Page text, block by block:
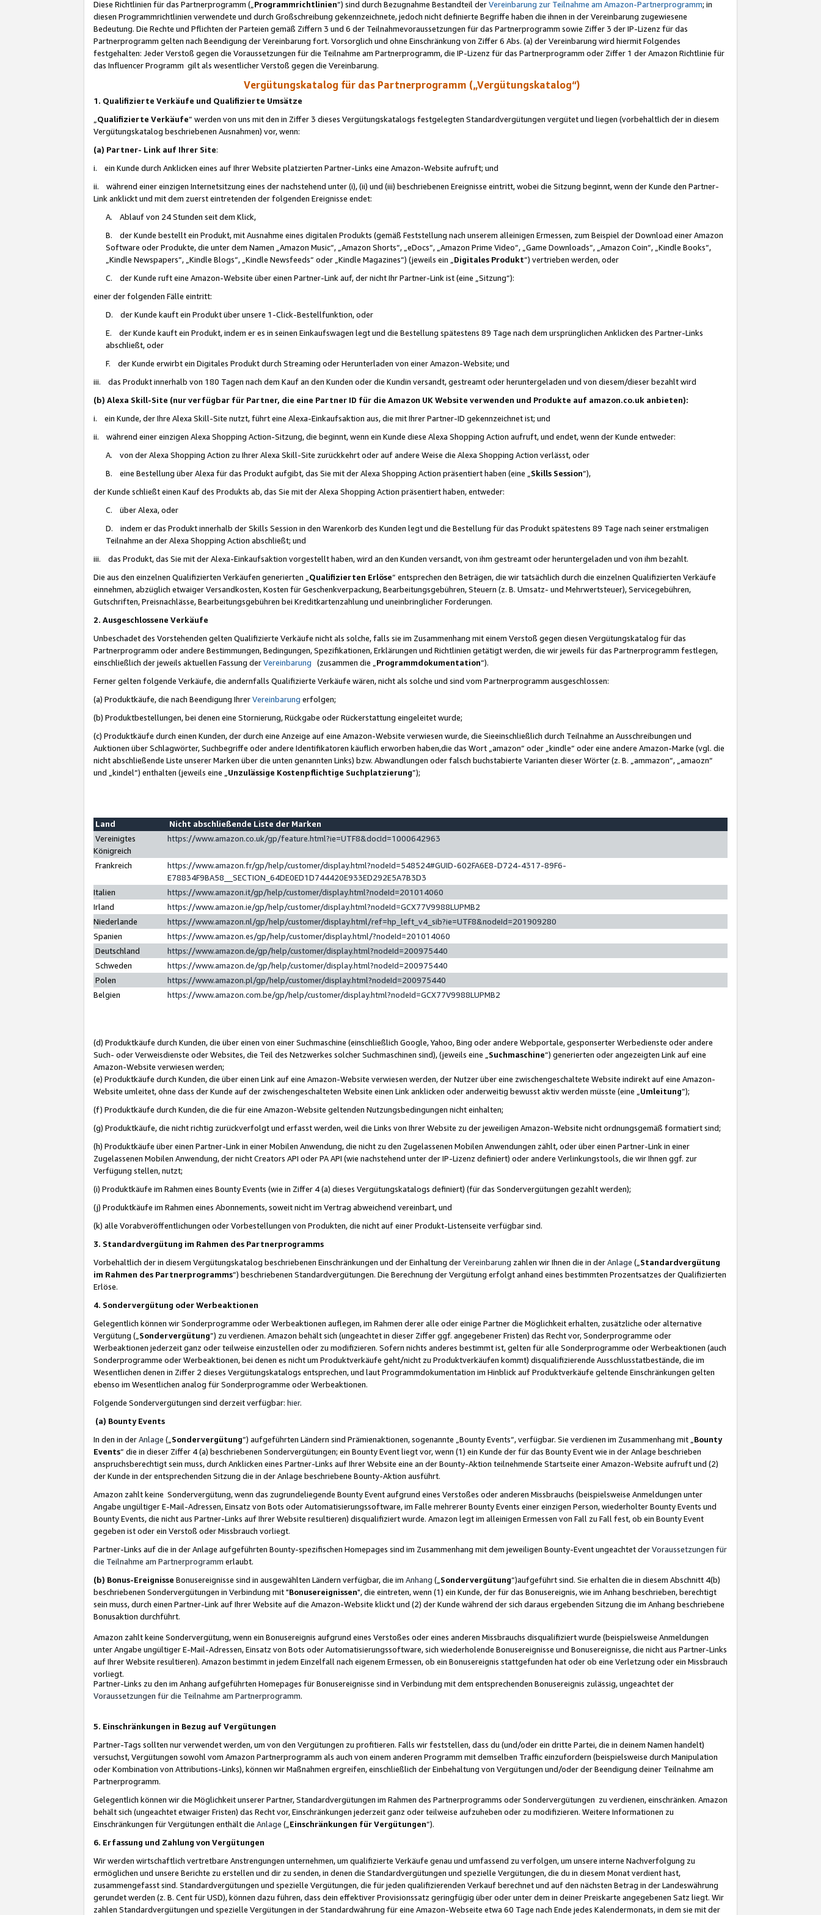
Diese Richtlinien für das Partnerprogramm („Programmrichtlinien“) sind durch Bezugnahme Bestandteil derVereinbarung zur Teilnahme am Amazon-Partnerprogramm; in
diesen Programmrichtlinien verwendete und durch Großschreibung gekennzeichnete, jedoch nicht definierte Begriffe haben die ihnen in der Vereinbarung zugewiesene
Bedeutung. Die Rechte und Pflichten der Parteien gemäß Ziffern 3 und 6 der Teilnahmevoraussetzungen für das Partnerprogramm sowie Ziffer 3 der IP-Lizenz für das
Partnerprogramm gelten nach Beendigung der Vereinbarung fort. Vorsorglich und ohne Einschränkung von Ziffer 6 Abs. (a) der Vereinbarung wird hiermit Folgendes
festgehalten: Jeder Verstoß gegen die Voraussetzungen für die Teilnahme am Partnerprogramm, die IP-Lizenz für das Partnerprogramm oder Ziffer 1 der Amazon Richtlinie für
das Influencer Programm gilt als wesentlicher Verstoß gegen die Vereinbarung.
Vergütungskatalog für das Partnerprogramm („Vergütungskatalog“)
1. Qualifizierte Verkäufe und Qualifizierte Umsätze
Qualifizierte Verkäufe“ werden von uns mit den in Ziffer 3 dieses Vergütungskatalogs festgelegten Standardvergütungen vergütet und liegen (vorbehaltlich der in diesem
Vergütungskatalog beschriebenen Ausnahmen) vor, wenn:
(a) Partner- Link auf Ihrer Site:
i. ein Kunde durch Anklicken eines auf Ihrer Website platzierten Partner-Links eine Amazon-Website aufruft; und
ii. während einer einzigen Internetsitzung eines der nachstehend unter (i), (ii) und (iii) beschriebenen Ereignisse eintritt, wobei die Sitzung beginnt, wenn der Kunde den Partner-
Link anklickt und mit dem zuerst eintretenden der folgenden Ereignisse endet:
A. Ablauf von 24 Stunden seit dem Klick,
B. der Kunde bestellt ein Produkt, mit Ausnahme eines digitalen Produkts (gemäß Feststellung nach unserem alleinigen Ermessen, zum Beispiel der Download einer Amazon
Software oder Produkte, die unter dem Namen „Amazon Music“, „Amazon Shorts“, „eDocs“, „Amazon Prime Video“, „Game Downloads“, „Amazon Coin“, „Kindle Books“,
„Kindle Newspapers“, „Kindle Blogs“, „Kindle Newsfeeds“ oder „Kindle Magazines“) (jeweils ein „ Digitales Produkt“) vertrieben werden, oder
C. der Kunde ruft eine Amazon-Website über einen Partner-Link auf, der nicht Ihr Partner-Link ist (eine „Sitzung“):
einer der folgenden Fälle eintritt:
D. der Kunde kauft ein Produkt über unsere 1-Click-Bestellfunktion, oder
E. der Kunde kauft ein Produkt, indem er es in seinen Einkaufswagen legt und die Bestellung spätestens 89 Tage nach dem ursprünglichen Anklicken des Partner-Links
abschließt, oder
F. der Kunde erwirbt ein Digitales Produkt durch Streaming oder Herunterladen von einer Amazon-Website; und
iii. das Produkt innerhalb von 180 Tagen nach dem Kauf an den Kunden oder die Kundin versandt, gestreamt oder heruntergeladen und von diesem/dieser bezahlt wird
(b) Alexa Skill-Site (nur verfügbar für Partner, die eine Partner ID für die Amazon UK Website verwenden und Produkte auf amazon.co.uk anbieten):
i. ein Kunde, der Ihre Alexa Skill-Site nutzt, führt eine Alexa-Einkaufsaktion aus, die mit Ihrer Partner-ID gekennzeichnet ist; und
ii. während einer einzigen Alexa Shopping Action-Sitzung, die beginnt, wenn ein Kunde diese Alexa Shopping Action aufruft, und endet, wenn der Kunde entweder:
A. von der Alexa Shopping Action zu Ihrer Alexa Skill-Site zurückkehrt oder auf andere Weise die Alexa Shopping Action verlässt, oder
B. eine Bestellung über Alexa für das Produkt aufgibt, das Sie mit der Alexa Shopping Action präsentiert haben (eine „ Skills Session“),
der Kunde schließt einen Kauf des Produkts ab, das Sie mit der Alexa Shopping Action präsentiert haben, entweder:
C. über Alexa, oder
D. indem er das Produkt innerhalb der Skills Session in den Warenkorb des Kunden legt und die Bestellung für das Produkt spätestens 89 Tage nach seiner erstmaligen
Teilnahme an der Alexa Shopping Action abschließt; und
iii. das Produkt, das Sie mit der Alexa-Einkaufsaktion vorgestellt haben, wird an den Kunden versandt, von ihm gestreamt oder heruntergeladen und von ihm bezahlt.
Die aus den einzelnen Qualifizierten Verkäufen generierten „ Qualifizierten Erlöse“ entsprechen den Beträgen, die wir tatsächlich durch die einzelnen Qualifizierten Verkäufe
einnehmen, abzüglich etwaiger Versandkosten, Kosten für Geschenkverpackung, Bearbeitungsgebühren, Steuern (z. B. Umsatz- und Mehrwertsteuer), Servicegebühren,
Gutschriften, Preisnachlässe, Bearbeitungsgebühren bei Kreditkartenzahlung und uneinbringlicher Forderungen.
2. Ausgeschlossene Verkäufe
Unbeschadet des Vorstehenden gelten Qualifizierte Verkäufe nicht als solche, falls sie im Zusammenhang mit einem Verstoß gegen diesen Vergütungskatalog für das
Partnerprogramm oder andere Bestimmungen, Bedingungen, Spezifikationen, Erklärungen und Richtlinien getätigt werden, die wir jeweils für das Partnerprogramm festlegen,
einschließlich der jeweils aktuellen Fassung derVereinbarung (zusammen die „ Programmdokumentation“).
Ferner gelten folgende Verkäufe, die andernfalls Qualifizierte Verkäufe wären, nicht als solche und sind vom Partnerprogramm ausgeschlossen:
(a) Produktkäufe, die nach Beendigung IhrerVereinbarung erfolgen;
(b) Produktbestellungen, bei denen eine Stornierung, Rückgabe oder Rückerstattung eingeleitet wurde;
(c) Produktkäufe durch einen Kunden, der durch eine Anzeige auf eine Amazon-Website verwiesen wurde, die Sieeinschließlich durch Teilnahme an Ausschreibungen und
Auktionen über Schlagwörter, Suchbegriffe oder andere Identifikatoren käuflich erworben haben,die das Wort „amazon“ oder „kindle“ oder eine andere Amazon-Marke (vgl. die
nicht abschließende Liste unserer Marken über die unten genannten Links) bzw. Abwandlungen oder falsch buchstabierte Varianten dieser Wörter (z. B. „ammazon“, „amaozn“
und „kindel“) enthalten (jeweils eine „ Unzulässige Kostenpflichtige Suchplatzierung”);
Land
Nicht abschließende Liste der Marken
Vereinigtes
Königreich
https://www.amazon.co.uk/gp/feature.html?ie=UTF8&docId=1000642963
Frankreich
https://www.amazon.fr/gp/help/customer/display.html?nodeId=548524#GUID-602FA6E8-D724-4317-89F6-
E78834F9BA58__SECTION_64DE0ED1D744420E933ED292E5A7B3D3
Italien
https://www.amazon.it/gp/help/customer/display.html?nodeId=201014060
Irland
https://www.amazon.ie/gp/help/customer/display.html?nodeId=GCX77V9988LUPMB2
Niederlande
https://www.amazon.nl/gp/help/customer/display.html/ref=hp_left_v4_sib?ie=UTF8&nodeId=201909280
Spanien
https://www.amazon.es/gp/help/customer/display.html/?nodeId=201014060
Deutschland
https://www.amazon.de/gp/help/customer/display.html?nodeId=200975440
Schweden
https://www.amazon.de/gp/help/customer/display.html?nodeId=200975440
Polen
https://www.amazon.pl/gp/help/customer/display.html?nodeId=200975440
Belgien
https://www.amazon.com.be/gp/help/customer/display.html?nodeId=GCX77V9988LUPMB2
(d) Produktkäufe durch Kunden, die über einen von einer Suchmaschine (einschließlich Google, Yahoo, Bing oder andere Webportale, gesponserter Werbedienste oder andere
Such- oder Verweisdienste oder Websites, die Teil des Netzwerkes solcher Suchmaschinen sind), (jeweils eine „ Suchmaschine“) generierten oder angezeigten Link auf eine
Amazon-Website verwiesen werden;
(e) Produktkäufe durch Kunden, die über einen Link auf eine Amazon-Website verwiesen werden, der Nutzer über eine zwischengeschaltete Website indirekt auf eine Amazon-
Website umleitet, ohne dass der Kunde auf der zwischengeschalteten Website einen Link anklicken oder anderweitig bewusst aktiv werden müsste (eine „ Umleitung“);
(f) Produktkäufe durch Kunden, die die für eine Amazon-Website geltenden Nutzungsbedingungen nicht einhalten;
(g) Produktkäufe, die nicht richtig zurückverfolgt und erfasst werden, weil die Links von Ihrer Website zu der jeweiligen Amazon-Website nicht ordnungsgemäß formatiert sind;
(h) Produktkäufe über einen Partner-Link in einer Mobilen Anwendung, die nicht zu den Zugelassenen Mobilen Anwendungen zählt, oder über einen Partner-Link in einer
Zugelassenen Mobilen Anwendung, der nicht Creators API oder PA API (wie nachstehend unter der IP-Lizenz definiert) oder andere Verlinkungstools, die wir Ihnen ggf. zur
Verfügung stellen, nutzt;
(i) Produktkäufe im Rahmen eines Bounty Events (wie in Ziffer 4 (a) dieses Vergütungskatalogs definiert) (für das Sondervergütungen gezahlt werden);
(j) Produktkäufe im Rahmen eines Abonnements, soweit nicht im Vertrag abweichend vereinbart, und
(k) alle Vorabveröffentlichungen oder Vorbestellungen von Produkten, die nicht auf einer Produkt-Listenseite verfügbar sind.
3. Standardvergütung im Rahmen des Partnerprogramms
Vorbehaltlich der in diesem Vergütungskatalog beschriebenen Einschränkungen und der Einhaltung derVereinbarung zahlen wir Ihnen die in derAnlage („ Standardvergütung
im Rahmen des Partnerprogramms“) beschriebenen Standardvergütungen. Die Berechnung der Vergütung erfolgt anhand eines bestimmten Prozentsatzes der Qualifizierten
Erlöse.
4. Sondervergütung oder Werbeaktionen
Gelegentlich können wir Sonderprogramme oder Werbeaktionen auflegen, im Rahmen derer alle oder einige Partner die Möglichkeit erhalten, zusätzliche oder alternative
Vergütung („ Sondervergütung”) zu verdienen. Amazon behält sich (ungeachtet in dieser Ziffer ggf. angegebener Fristen) das Recht vor, Sonderprogramme oder
Werbeaktionen jederzeit ganz oder teilweise einzustellen oder zu modifizieren. Sofern nichts anderes bestimmt ist, gelten für alle Sonderprogramme oder Werbeaktionen (auch
Sonderprogramme oder Werbeaktionen, bei denen es nicht um Produktverkäufe geht/nicht zu Produktverkäufen kommt) disqualifizierende Ausschlusstatbestände, die im
Wesentlichen denen in Ziffer 2 dieses Vergütungskatalogs entsprechen, und laut Programmdokumentation im Hinblick auf Produktverkäufe geltende Einschränkungen gelten
ebenso im Wesentlichen analog für Sonderprogramme oder Werbeaktionen.
Folgende Sondervergütungen sind derzeit verfügbar: hier.
(a) Bounty Events
In den in derAnlage („ Sondervergütung“) aufgeführten Ländern sind Prämienaktionen, sogenannte „Bounty Events“, verfügbar. Sie verdienen im Zusammenhang mit „ Bounty
Events“ die in dieser Ziffer 4 (a) beschriebenen Sondervergütungen; ein Bounty Event liegt vor, wenn (1) ein Kunde der für das Bounty Event wie in der Anlage beschrieben
anspruchsberechtigt sein muss, durch Anklicken eines Partner-Links auf Ihrer Website eine an der Bounty-Aktion teilnehmende Startseite einer Amazon-Website aufruft und (2)
der Kunde in der entsprechenden Sitzung die in der Anlage beschriebene Bounty-Aktion ausführt.
Amazon zahlt keine Sondervergütung, wenn das zugrundeliegende Bounty Event aufgrund eines Verstoßes oder anderen Missbrauchs (beispielsweise Anmeldungen unter
Angabe ungültiger E-Mail-Adressen, Einsatz von Bots oder Automatisierungssoftware, im Falle mehrerer Bounty Events einer einzigen Person, wiederholter Bounty Events und
Bounty Events, die nicht aus Partner-Links auf Ihrer Website resultieren) disqualifiziert wurde. Amazon legt im alleinigen Ermessen von Fall zu Fall fest, ob ein Bounty Event
gegeben ist oder ein Verstoß oder Missbrauch vorliegt.
Partner-Links auf die in der Anlage aufgeführten Bounty-spezifischen Homepages sind im Zusammenhang mit dem jeweiligen Bounty-Event ungeachtet derVoraussetzungen für
die Teilnahme am Partnerprogramm erlaubt.
(b) Bonus-Ereignisse Bonusereignisse sind in ausgewählten Ländern verfügbar, die im Anhang („ Sondervergütung“)aufgeführt sind. Sie erhalten die in diesem Abschnitt 4(b)
beschriebenen Sondervergütungen in Verbindung mit "Bonusereignissen", die eintreten, wenn (1) ein Kunde, der für das Bonusereignis, wie im Anhang beschrieben, berechtigt
sein muss, durch einen Partner-Link auf Ihrer Website auf die Amazon-Website klickt und (2) der Kunde während der sich daraus ergebenden Sitzung die im Anhang beschriebene
Bonusaktion durchführt.
Amazon zahlt keine Sondervergütung, wenn ein Bonusereignis aufgrund eines Verstoßes oder eines anderen Missbrauchs disqualifiziert wurde (beispielsweise Anmeldungen
unter Angabe ungültiger E-Mail-Adressen, Einsatz von Bots oder Automatisierungssoftware, sich wiederholende Bonusereignisse und Bonusereignisse, die nicht aus Partner-Links
auf Ihrer Website resultieren). Amazon bestimmt in jedem Einzelfall nach eigenem Ermessen, ob ein Bonusereignis stattgefunden hat oder ob eine Verletzung oder ein Missbrauch
vorliegt.
Partner-Links zu den im Anhang aufgeführten Homepages für Bonusereignisse sind in Verbindung mit dem entsprechenden Bonusereignis zulässig, ungeachtet der
Voraussetzungen für die Teilnahme am Partnerprogramm.
5. Einschränkungen in Bezug auf Vergütungen
Partner-Tags sollten nur verwendet werden, um von den Vergütungen zu profitieren. Falls wir feststellen, dass du (und/oder ein dritte Partei, die in deinem Namen handelt)
versuchst, Vergütungen sowohl vom Amazon Partnerprogramm als auch von einem anderen Programm mit demselben Traffic einzufordern (beispielsweise durch Manipulation
oder Kombination von Attributions-Links), können wir Maßnahmen ergreifen, einschließlich der Einbehaltung von Vergütungen und/oder der Beendigung deiner Teilnahme am
Partnerprogramm.
Gelegentlich können wir die Möglichkeit unserer Partner, Standardvergütungen im Rahmen des Partnerprogramms oder Sondervergütungen zu verdienen, einschränken. Amazon
behält sich (ungeachtet etwaiger Fristen) das Recht vor, Einschränkungen jederzeit ganz oder teilweise aufzuheben oder zu modifizieren. Weitere Informationen zu
Einschränkungen für Vergütungen enthält die Anlage („ Einschränkungen für Vergütungen“).
6. Erfassung und Zahlung von Vergütungen
Wir werden wirtschaftlich vertretbare Anstrengungen unternehmen, um qualifizierte Verkäufe genau und umfassend zu verfolgen, um unsere interne Nachverfolgung zu
ermöglichen und unsere Berichte zu erstellen und dir zu senden, in denen die Standardvergütungen und spezielle Vergütungen, die du in diesem Monat verdient hast,
zusammengefasst sind. Standardvergütungen und spezielle Vergütungen, die für jeden qualifizierenden Verkauf berechnet und auf den nächsten Betrag in der Landeswährung
gerundet werden (z. B. Cent für USD), können dazu führen, dass dein effektiver Provisionssatz geringfügig über oder unter dem in deiner Preiskarte angegebenen Satz liegt. Wir
zahlen Standardvergütungen und spezielle Vergütungen in der Standardwährung für eine Amazon-Webseite etwa 60 Tage nach Ende jedes Kalendermonats, in dem sie mit der